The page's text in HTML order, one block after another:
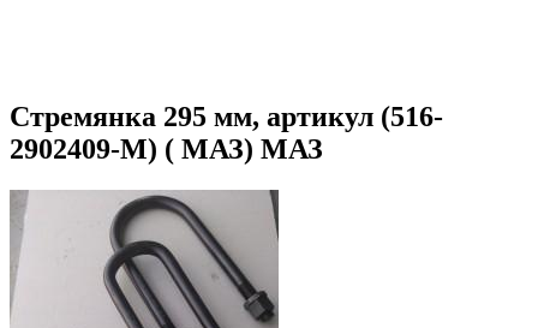
Стремянка 295 мм, артикул (516-
2902409-М) ( МАЗ) МАЗ